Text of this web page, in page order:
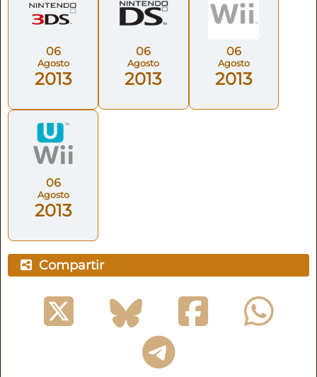
06
Agosto
2013
06
Agosto
2013
06
Agosto
2013
06
Agosto
2013
Compartir